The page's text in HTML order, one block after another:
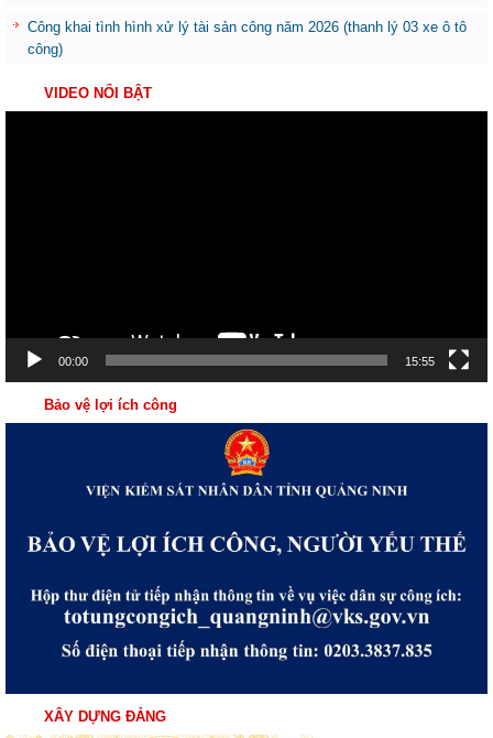
Công khai tình hình xử lý tài sản công năm 2026 (thanh lý 03 xe ô tô
công)
VIDEO NỔI BẬT
00:00 15:55
Bảo vệ lợi ích công
XÂY DỰNG ĐẢNG